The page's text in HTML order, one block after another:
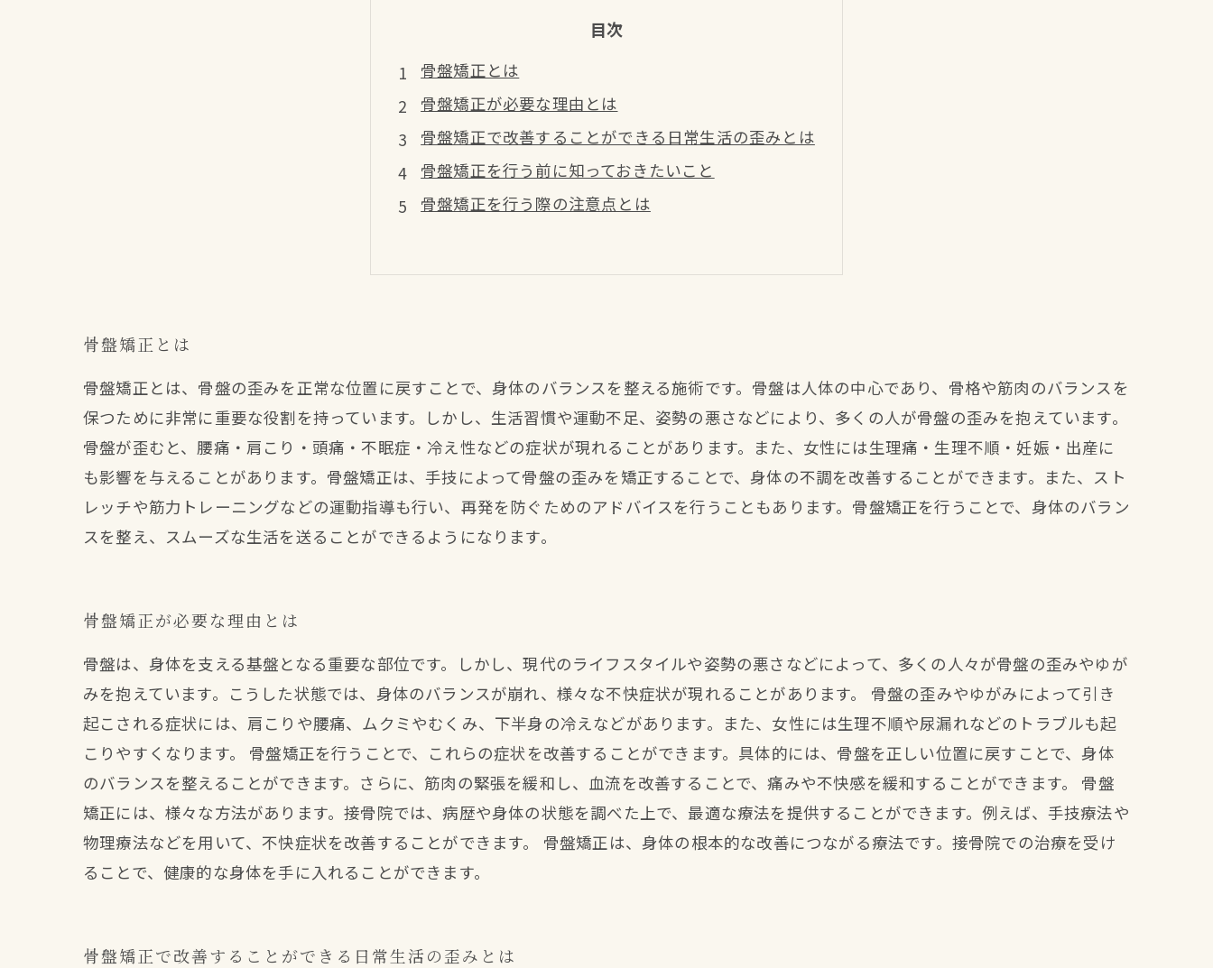
目次
骨盤矯正とは
骨盤矯正が必要な理由とは
骨盤矯正で改善することができる日常生活の歪みとは
骨盤矯正を行う前に知っておきたいこと
骨盤矯正を行う際の注意点とは
骨盤矯正とは
骨盤矯正とは、骨盤の歪みを正常な位置に戻すことで、身体のバランスを整える施術です。骨盤は人体の中心であり、骨格や筋肉のバランスを
保つために非常に重要な役割を持っています。しかし、生活習慣や運動不足、姿勢の悪さなどにより、多くの人が骨盤の歪みを抱えています。
骨盤が歪むと、腰痛・肩こり・頭痛・不眠症・冷え性などの症状が現れることがあります。また、女性には生理痛・生理不順・妊娠・出産に
も影響を与えることがあります。骨盤矯正は、手技によって骨盤の歪みを矯正することで、身体の不調を改善することができます。また、スト
レッチや筋力トレーニングなどの運動指導も行い、再発を防ぐためのアドバイスを行うこともあります。骨盤矯正を行うことで、身体のバラン
スを整え、スムーズな生活を送ることができるようになります。
骨盤矯正が必要な理由とは
骨盤は、身体を支える基盤となる重要な部位です。しかし、現代のライフスタイルや姿勢の悪さなどによって、多くの人々が骨盤の歪みやゆが
みを抱えています。こうした状態では、身体のバランスが崩れ、様々な不快症状が現れることがあります。 骨盤の歪みやゆがみによって引き
起こされる症状には、肩こりや腰痛、ムクミやむくみ、下半身の冷えなどがあります。また、女性には生理不順や尿漏れなどのトラブルも起
こりやすくなります。 骨盤矯正を行うことで、これらの症状を改善することができます。具体的には、骨盤を正しい位置に戻すことで、身体
のバランスを整えることができます。さらに、筋肉の緊張を緩和し、血流を改善することで、痛みや不快感を緩和することができます。 骨盤
矯正には、様々な方法があります。接骨院では、病歴や身体の状態を調べた上で、最適な療法を提供することができます。例えば、手技療法や
物理療法などを用いて、不快症状を改善することができます。 骨盤矯正は、身体の根本的な改善につながる療法です。接骨院での治療を受け
ることで、健康的な身体を手に入れることができます。
骨盤矯正で改善することができる日常生活の歪みとは